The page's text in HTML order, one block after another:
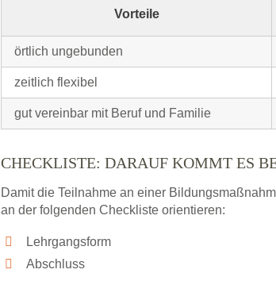
Vorteile
örtlich ungebunden
zeitlich flexibel
gut vereinbar mit Beruf und Familie
CHECKLISTE: DARAUF KOMMT ES
Damit die Teilnahme an einer
an der folgenden Checkliste orientieren:
Lehrgangsform
Abschluss